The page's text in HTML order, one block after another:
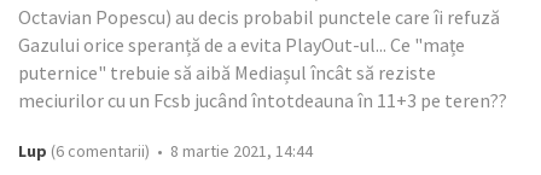
Octavian Popescu) au decis probabil punctele care îi refuză
Gazului orice speranță de a evita PlayOut-ul... Ce "mațe
puternice" trebuie să aibă Mediașul încât să reziste
meciurilor cu un Fcsb jucând întotdeauna în 11+3 pe teren??
Lup (6 comentarii) • 8 martie 2021, 14:44